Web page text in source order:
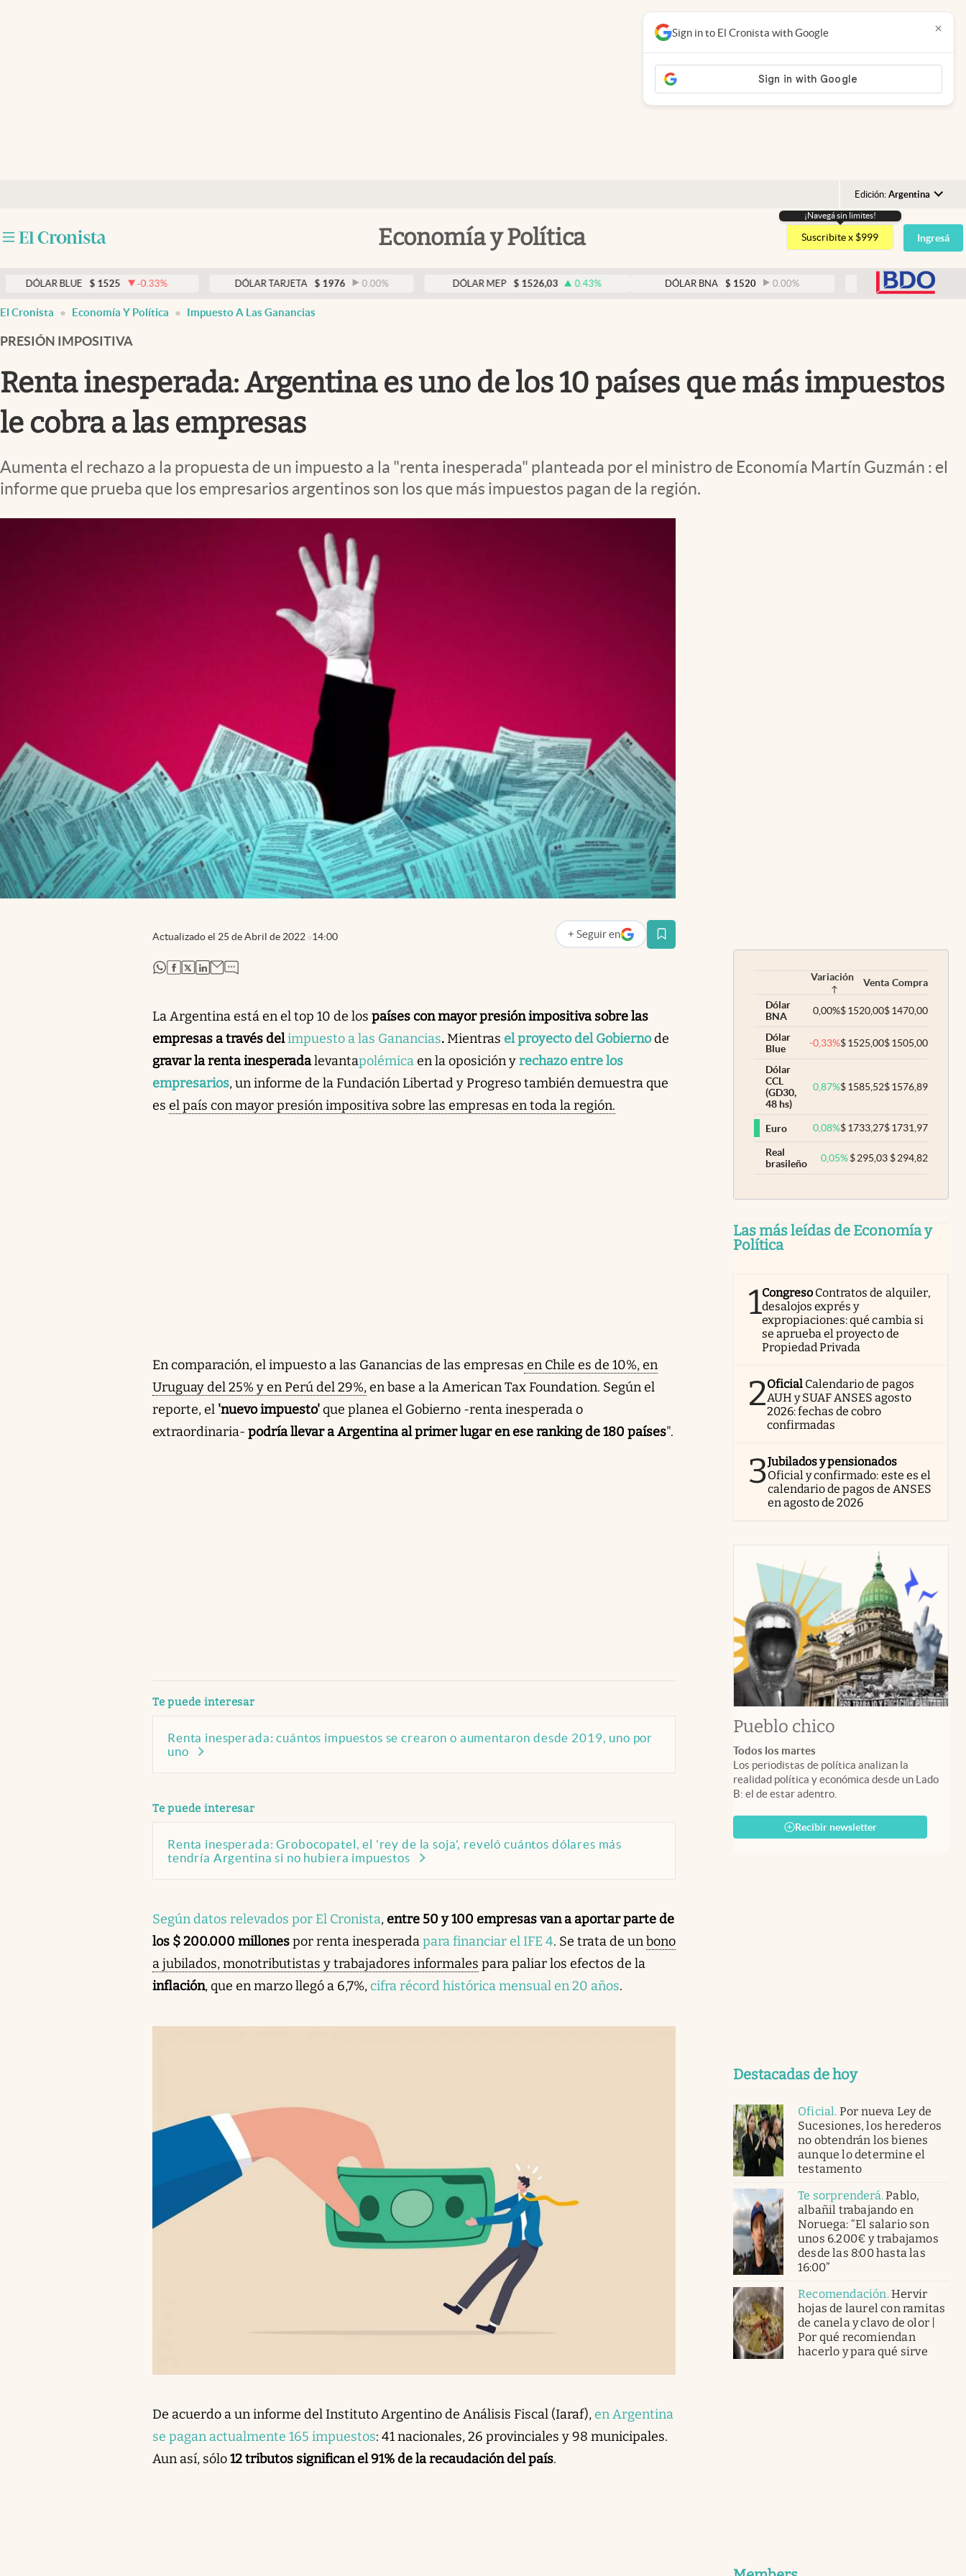
Edición: Argentina
Argentina
España
USA
Economía y Política
Clima
Mundial 2026
El Cronista Studio
Mediakit
abre en nueva pestaña
¡Navegá sin limites!
Suscribite x $999 Ingresá
BLUE $ 1525 -0.33% DÓLAR TARJETA $ 1976 0.00 % DÓLAR MEP $ 1526,03 0.43 % DÓLAR BNA $ 1520 0.00 % DÓLAR BLUE $ 1525
Sign in to El Cronista with Google ×
El Cronista Economía Y Política Impuesto A Las Ganancias
PRESIÓN IMPOSITIVA
Renta inesperada: Argentina es uno de los 10 países que más impuestos
le cobra a las empresas
Aumenta el rechazo a la propuesta de un impuesto a la "renta inesperada" planteada por el ministro de Economía Martín Guzmán : el
informe que prueba que los empresarios argentinos son los que más impuestos pagan de la región.
Actualizado el 25 de Abril de 2022 14:00 + Seguir en
abre en nueva pestaña
abre en nueva pestaña
abre en nueva pestaña
abre en nueva pestaña
abre en nueva pestaña
La Argentina está en el top 10 de los países con mayor presión impositiva sobre las
empresas a través delimpuesto a las Ganancias.Mientras el proyecto del Gobiernode
gravar la renta inesperadalevantapolémicaen la oposición yrechazo entre los
empresarios, un informe de la Fundación Libertad y Progreso también demuestra que
es el país con mayor presión impositiva sobre las empresas en toda la región.
En comparación, el impuesto a las Ganancias de las empresas en Chile es de 10%, en
Uruguay del 25% y en Perú del 29%,en base a la American Tax Foundation. Según el
reporte, el 'nuevo impuesto'que planea el Gobierno -renta inesperada o
extraordinaria- podría llevar a Argentina al primer lugar en ese ranking de 180 países".
Te puede interesar
Renta inesperada: cuántos impuestos se crearon o aumentaron desde 2019, uno por
uno
abre en nueva pestaña
Te puede interesar
Renta inesperada: Grobocopatel, el 'rey de la soja', reveló cuántos dólares más
tendría Argentina si no hubiera impuestos
abre en nueva pestaña
Según datos relevados por El Cronista, entre 50 y 100 empresas van a aportar parte de
los $ 200.000 millonespor renta inesperadapara financiar el IFE 4. Se trata de unbono
a jubilados, monotributistas y trabajadores informales para paliar los efectos de la
inflación, que en marzo llegó a 6,7%,cifra récord histórica mensual en 20 años.
De acuerdo a un informe del Instituto Argentino de Análisis Fiscal (Iaraf), en Argentina
se pagan actualmente 165 impuestos: 41 nacionales, 26 provinciales y 98 municipales.
Aun así, sólo12 tributos significan el 91% de la recaudación del país.
Variación Venta Compra
Dólar
BNA
0,00%$1520,00$1470,00
Dólar
Blue
-0,33%$1525,00$1505,00
Dólar
CCL
(GD30,
48 hs)
0,87%$1585,52$1576,89
Euro 0,08%$1733,27$1731,97
Real
brasileño
0,05% $295,03 $294,82
Las más leídas de Economía y
Política
1Congreso Contratos de alquiler,
desalojos exprés y
expropiaciones: qué cambia si
se aprueba el proyecto de
Propiedad Privada
2Oficial Calendario de pagos
AUH y SUAF ANSES agosto
2026: fechas de cobro
confirmadas
3Jubilados y pensionados
Oficial y confirmado: este es el
calendario de pagos de ANSES
en agosto de 2026
Pueblo chico
Todos los martes
Los periodistas de política analizan la
realidad política y económica desde un Lado
B: el de estar adentro.
Recibir newsletter
Destacadas de hoy
Oficial. Por nueva Ley de
Sucesiones, los herederos
no obtendrán los bienes
aunque lo determine el
testamento
Te sorprenderá.Pablo,
albañil trabajando en
Noruega: “El salario son
unos 6.200€ y trabajamos
desde las 8:00 hasta las
16:00”
Recomendación.Hervir
hojas de laurel con ramitas
de canela y clavo de olor |
Por qué recomiendan
hacerlo y para qué sirve